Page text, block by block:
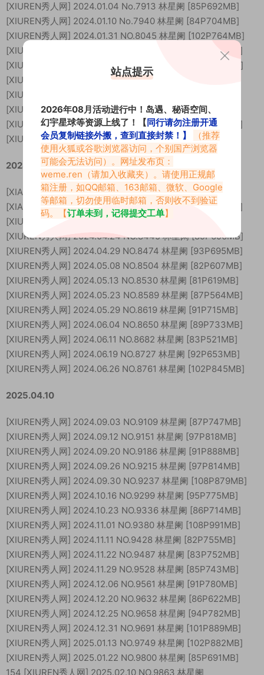
[XIUREN秀人网] 2024.01.04 No.7913 林星阑 [85P692MB]
[XIUREN秀人网] 2024.01.10 No.7940 林星阑 [84P704MB]
[XIUREN秀人网] 2024.01.31 NO.8045 林星阑 [102P764MB]
[XIUREN秀人网] 2024.02.04 NO.8064 林星阑 [85P668MB]
[XIUREN秀人网] 2024.02.07 NO.8084 林星阑 [84P704MB]
[XIUREN秀人网] 2024.02.20 NO.8116 林星阑 [88P610MB]
[XIUREN秀人网] 2024.03.01 NO.8165 林星阑 [85P655MB]
[XIUREN秀人网] 2024.03.14 NO.8231 林星阑 [85P568MB]
[XIUREN秀人网] 2024.03.28 NO.8307 林星阑 [83P614MB]
[XIUREN秀人网] 2024.04.01 NO.8325 林星阑 [89P750MB]
2024.08.15
[XIAOYU语画界] 2024.03.21 Vol.1222 林星阑 [89P431MB]
[XIAOYU语画界] 2024.04.10 VOL.1232 林星阑 [82P684MB]
[XIUREN秀人网] 2024.04.17 NO.8409 林星阑 [82P608MB]
[XIUREN秀人网] 2024.04.24 NO.8445 林星阑 [89P696MB]
[XIUREN秀人网] 2024.04.29 NO.8474 林星阑 [93P695MB]
[XIUREN秀人网] 2024.05.08 NO.8504 林星阑 [82P607MB]
[XIUREN秀人网] 2024.05.13 NO.8530 林星阑 [81P619MB]
[XIUREN秀人网] 2024.05.23 NO.8589 林星阑 [87P564MB]
[XIUREN秀人网] 2024.05.29 NO.8619 林星阑 [91P715MB]
[XIUREN秀人网] 2024.06.04 NO.8650 林星阑 [89P733MB]
[XIUREN秀人网] 2024.06.11 NO.8682 林星阑 [83P521MB]
[XIUREN秀人网] 2024.06.19 NO.8727 林星阑 [92P653MB]
[XIUREN秀人网] 2024.06.26 NO.8761 林星阑 [102P845MB]
2025.04.10
[XIUREN秀人网] 2024.09.03 NO.9109 林星阑 [87P747MB]
[XIUREN秀人网] 2024.09.12 NO.9151 林星阑 [97P818MB]
[XIUREN秀人网] 2024.09.20 NO.9186 林星阑 [91P888MB]
[XIUREN秀人网] 2024.09.26 NO.9215 林星阑 [97P814MB]
[XIUREN秀人网] 2024.09.30 NO.9237 林星阑 [108P879MB]
[XIUREN秀人网] 2024.10.16 NO.9299 林星阑 [95P775MB]
[XIUREN秀人网] 2024.10.23 NO.9336 林星阑 [86P714MB]
[XIUREN秀人网] 2024.11.01 NO.9380 林星阑 [108P991MB]
[XIUREN秀人网] 2024.11.11 NO.9428 林星阑 [82P755MB]
[XIUREN秀人网] 2024.11.22 NO.9487 林星阑 [83P752MB]
[XIUREN秀人网] 2024.11.29 NO.9528 林星阑 [85P743MB]
[XIUREN秀人网] 2024.12.06 NO.9561 林星阑 [91P780MB]
[XIUREN秀人网] 2024.12.20 NO.9632 林星阑 [86P622MB]
[XIUREN秀人网] 2024.12.25 NO.9658 林星阑 [94P782MB]
[XIUREN秀人网] 2024.12.31 NO.9691 林星阑 [101P889MB]
[XIUREN秀人网] 2025.01.13 NO.9749 林星阑 [102P882MB]
[XIUREN秀人网] 2025.01.22 NO.9800 林星阑 [85P691MB]
154 [XIUREN秀人网] 2025.02.10 NO.9863 林星阑
站点提示
2026年08月活动进行中！岛遇、秘语空间、
幻宇星球等资源上线了！【 同行请勿注册开通
会员复制链接外搬，查到直接封禁！】
（推荐
使用火狐或谷歌浏览器访问，个别国产浏览器
可能会无法访问）。网址发布页：
weme.ren （请加入收藏夹）。请使用正规邮
箱注册，如QQ邮箱、163邮箱、微软、Google
等邮箱，切勿使用临时邮箱，否则收不到验证
码。【订单未到，记得提交工单】